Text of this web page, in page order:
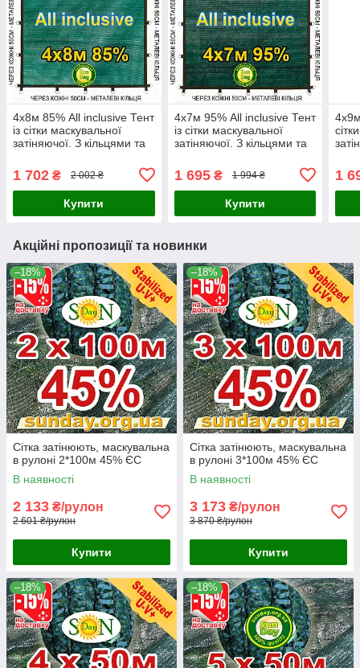
4x8м 85% All inclusive Тент
із сітки маскувальної
затіняючої. З кільцями та
1 702 ₴ 2 002 ₴
Купити
4x7м 95% All inclusive Тент
із сітки маскувальної
затіняючої. З кільцями та
1 695₴ 1 994 ₴
Купити
1
Акційні пропозиції та новинки
–18%
Сітка затінюють, маскувальна
в рулоні 2*100м 45% ЄС
В наявності
2 133 ₴/рулон
2 601 ₴/рулон
Купити
–18%
Сітка затінюють, маскувальна
в рулоні 3*100м 45% ЄС
В наявності
3 173 ₴/рулон
3 870 ₴/рулон
Купити
–18% –18%